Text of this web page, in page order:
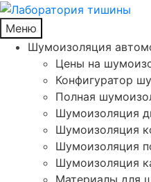
Меню
Шумоизоляция
Цены на
Конфигуратор
Полная
Шумоизоляция
Шумоизоляция
Шумоизоляция
Шумоизоляция
Материалы для